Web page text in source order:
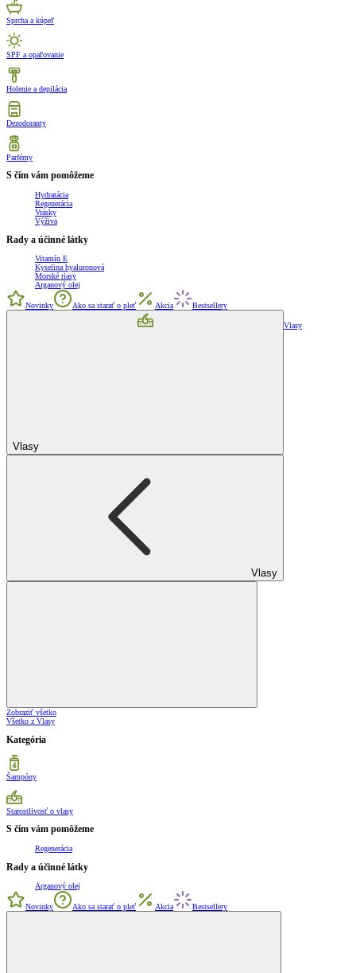
Sprcha a kúpeľ
SPF a opaľovanie
Holenie a depilácia
Dezodoranty
Parfémy
S čím vám pomôžeme
Hydratácia
Regenerácia
Vrásky
Výživa
Rady a účinné látky
Vitamín E
Kyselina hyaluronová
Morské riasy
Arganový olej
Novinky Ako sa starať o pleť Akcia Bestsellery
Vlasy
Vlasy
Vlasy
Zobraziť všetko
Všetko z Vlasy
Kategória
Šampóny
Starostlivosť o vlasy
S čím vám pomôžeme
Regenerácia
Rady a účinné látky
Arganový olej
Novinky Ako sa starať o pleť Akcia Bestsellery